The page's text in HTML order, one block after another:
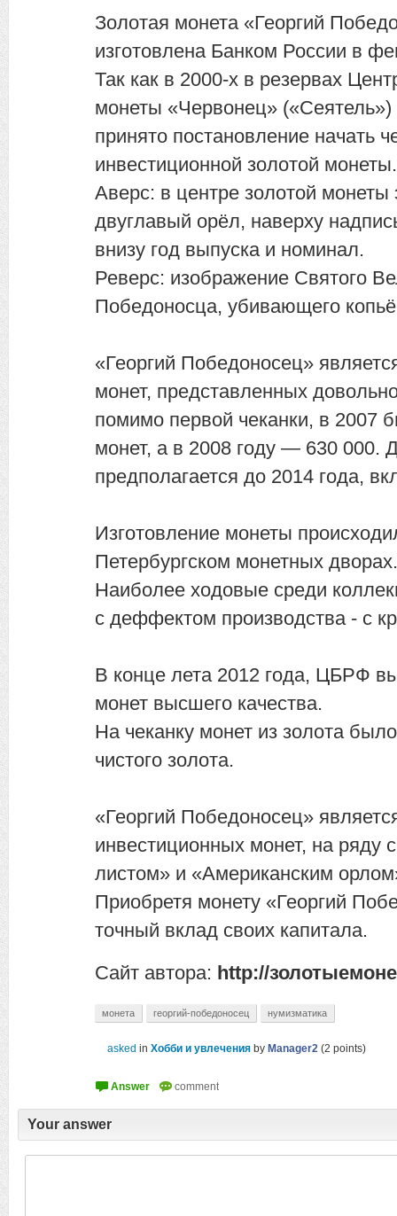
Золотая монета «Георгий
изготовлена Банком России в
Так как в 2000-х в резервах
монеты «Червонец»
принято постановление начать
инвестиционной золотой
Аверс: в центре золотой
двуглавый орёл, наверху
внизу год выпуска и номинал.
Реверс: изображение Святого
Победоносца, убивающего
«Георгий Победоносец»
монет, представленных
помимо первой чеканки, в 2007
монет, а в 2008 году — 630 000.
предполагается до 2014 года,
Изготовление монеты
Петербургском монетных
Наиболее ходовые среди
с деффектом производства - с
В конце лета 2012 года, ЦБРФ
монет высшего качества.
На чеканку монет из золота
чистого золота.
«Георгий Победоносец»
инвестиционных монет, на ряду
листом» и «Американским
Приобретя монету «Георгий
точный вклад своих капитала.
Сайт автора: http://
монета георгий-победоносец нумизматика
asked in Хобби и увлечения by Manager2 (2 points)
Your answer